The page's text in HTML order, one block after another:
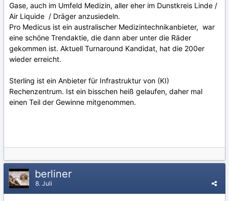
Gase, auch im Umfeld Medizin, aller eher im Dunstkreis Linde /
Air Liquide / Dräger anzusiedeln.
Pro Medicus ist ein australischer Medizintechnikanbieter, war
eine schöne Trendaktie, die dann aber unter die Räder
gekommen ist. Aktuell Turnaround Kandidat, hat die 200er
wieder erreicht.
Sterling ist ein Anbieter für Infrastruktur von (KI)
Rechenzentrum. Ist ein bisschen heiß gelaufen, daher mal
einen Teil der Gewinne mitgenommen.
berliner
8. Juli